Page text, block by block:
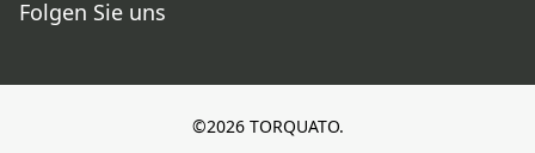
Folgen Sie uns
©2026 TORQUATO.